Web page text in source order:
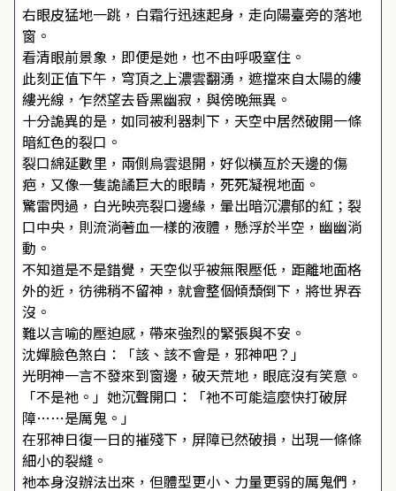
右眼皮猛地一跳，白霜行迅速起身，走向陽臺旁的落地
窗。
看清眼前景象，即便是她，也不由呼吸窒住。
此刻正值下午，穹頂之上濃雲翻湧，遮擋來自太陽的縷
縷光線，乍然望去昏黑幽寂，與傍晚無異。
十分詭異的是，如同被利器刺下，天空中居然破開一條
暗紅色的裂口。
裂口綿延數里，兩側烏雲退開，好似橫亙於天邊的傷
疤，又像一隻詭譎巨大的眼睛，死死凝視地面。
驚雷閃過，白光映亮裂口邊緣，暈出暗沉濃郁的紅；裂
口中央，則流淌著血一樣的液體，懸浮於半空，幽幽淌
動。
不知道是不是錯覺，天空似乎被無限壓低，距離地面格
外的近，彷彿稍不留神，就會整個傾頹倒下，將世界吞
沒。
難以言喻的壓迫感，帶來強烈的緊張與不安。
沈嬋臉色煞白：「該、該不會是，邪神吧？」
光明神一言不發來到窗邊，破天荒地，眼底沒有笑意。
「不是祂。」她沉聲開口：「祂不可能這麼快打破屏
障……是厲鬼。」
在邪神日復一日的摧殘下，屏障已然破損，出現一條條
細小的裂縫。
祂本身沒辦法出來，但體型更小、力量更弱的厲鬼們，